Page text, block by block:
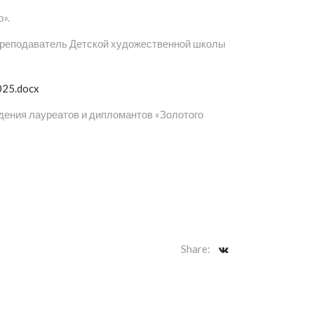
Детской художественной школы
лауреатов и дипломантов «Золотого
Share: